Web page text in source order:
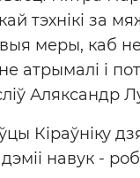
тэхнікі за
меры, каб
атрымалі і
Аляксандр
Кіраўніку
навук -